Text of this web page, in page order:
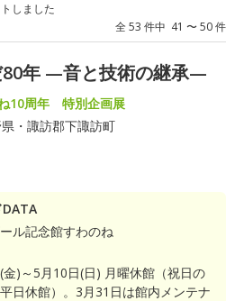
しました
全 53 件中 41 〜 50 件
80年 —音と技術の継承—
10周年 特別企画展
・諏訪郡下諏訪町
ル記念館すわのね
)～5月10日(日) 月曜休館（祝日の
日休館）。3月31日は館内メンテナ